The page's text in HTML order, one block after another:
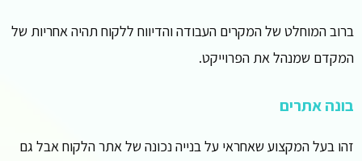
ברוב המוחלט של המקרים העבודה והדיווח ללקוח תהיה אחריות של
המקדם שמנהל את הפרוייקט.
בונה אתרים
זהו בעל המקצוע שאחראי על בנייה נכונה של אתר הלקוח אבל גם